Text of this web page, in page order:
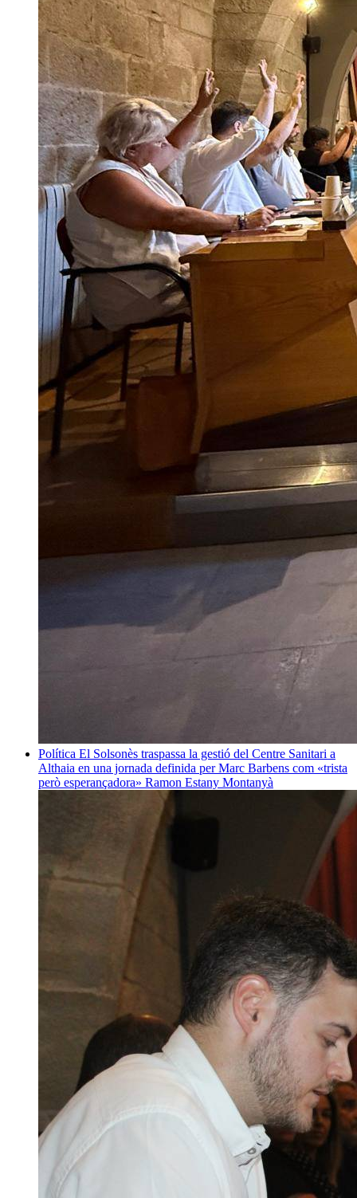
Política El Solsonès traspassa la gestió del Centre Sanitari a
Althaia en una jornada definida per Marc Barbens com «trista
però esperançadora» Ramon Estany Montanyà